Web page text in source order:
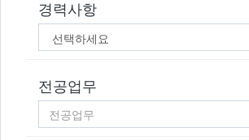
경력사항
전공업무